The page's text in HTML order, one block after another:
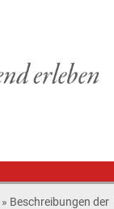
» Beschreibungen der